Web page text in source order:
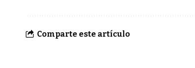
Comparte este artículo